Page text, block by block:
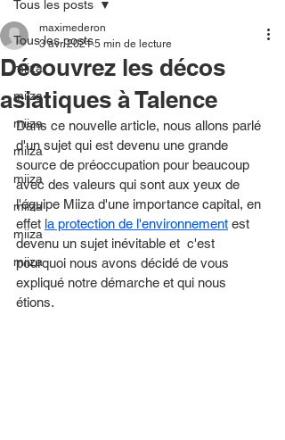
Tous les posts
miiza
miiza
miiza
miiza
miiza
miiza
miiza
miiza
Tous les posts
Découvrez les décos
asiatiques à Talence
maximederon
3 avr. 2021 5 min de lecture
Dans ce nouvelle article, nous allons parlé
d'un sujet qui est devenu une grande
source de préoccupation pour beaucoup
avec des valeurs qui sont aux yeux de
l'équipe Miiza d'une importance capital, en
effet la protection de l'environnement est
devenu un sujet inévitable et  c'est
pourquoi nous avons décidé de vous
expliqué notre démarche et qui nous
étions.